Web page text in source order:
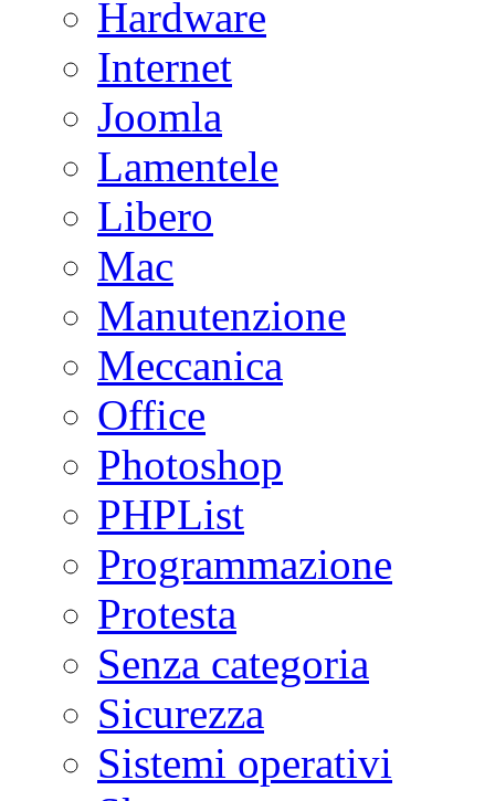
Hardware
Internet
Joomla
Lamentele
Libero
Mac
Manutenzione
Meccanica
Office
Photoshop
PHPList
Programmazione
Protesta
Senza categoria
Sicurezza
Sistemi operativi